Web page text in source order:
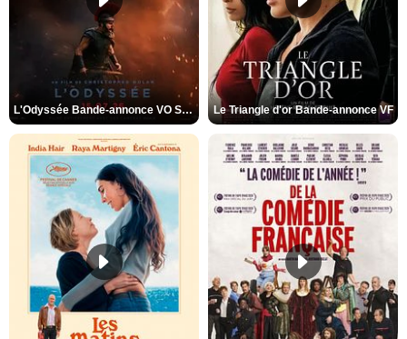
L'Odyssée Bande-annonce VO STFR Le Triangle d'or Bande-annonce VF